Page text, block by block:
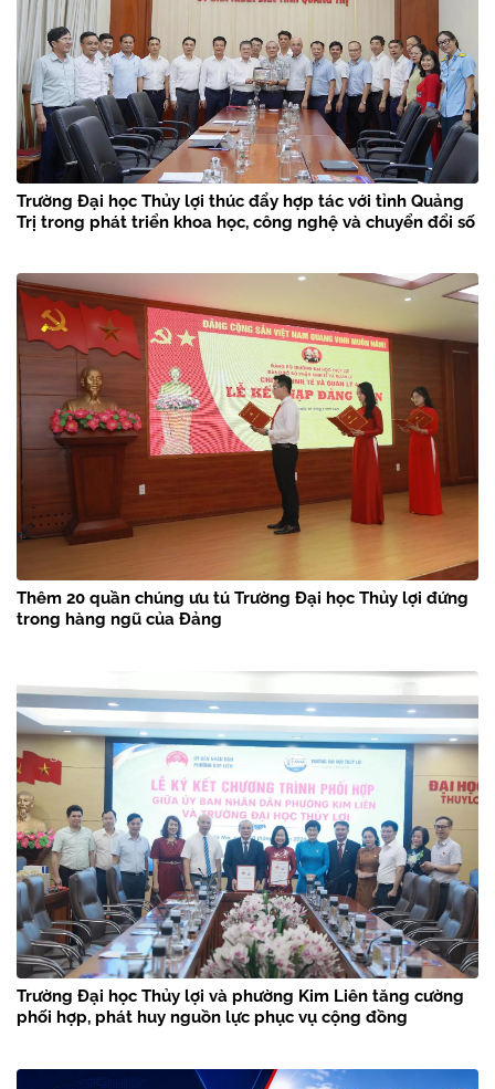
Trường Đại học Thủy lợi thúc đẩy hợp tác với tỉnh Quảng
Trị trong phát triển khoa học, công nghệ và chuyển đổi số
Thêm 20 quần chúng ưu tú Trường Đại học Thủy lợi đứng
trong hàng ngũ của Đảng
Trường Đại học Thủy lợi và phường Kim Liên tăng cường
phối hợp, phát huy nguồn lực phục vụ cộng đồng